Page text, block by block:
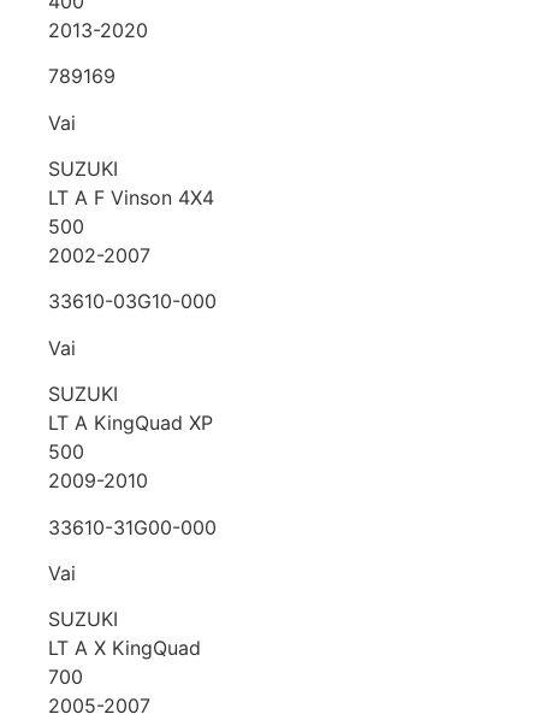
2013-2020
789169
Vai
SUZUKI
LT A F Vinson 4X4
500
2002-2007
33610-03G10-000
Vai
SUZUKI
LT A KingQuad XP
500
2009-2010
33610-31G00-000
Vai
SUZUKI
LT A X KingQuad
700
2005-2007